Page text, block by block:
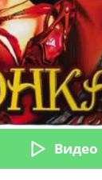
Видео